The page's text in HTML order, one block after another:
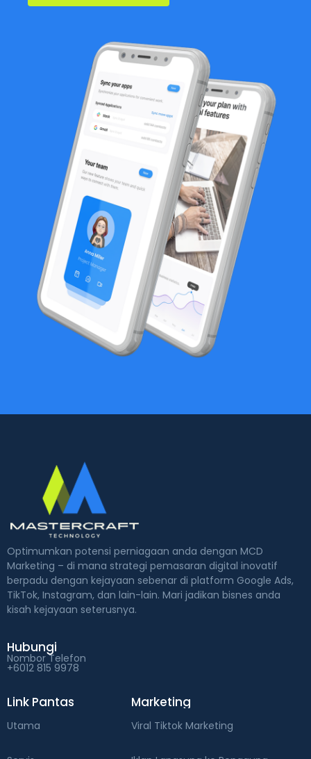
Optimumkan potensi perniagaan anda dengan MCD
Marketing – di mana strategi pemasaran digital inovatif
berpadu dengan kejayaan sebenar di platform Google Ads,
TikTok, Instagram, dan lain-lain. Mari jadikan bisnes anda
kisah kejayaan seterusnya.
Hubungi
Nombor Telefon
+6012 815 9978
Link Pantas
Utama
Marketing
Viral Tiktok Marketing